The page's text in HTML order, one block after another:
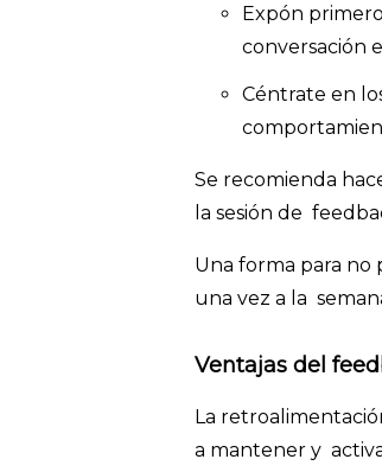
Expón
conversación
Céntrate en
Se recomienda
la sesión de
Una forma para
una vez a la
Ventajas del
La
a mantener y